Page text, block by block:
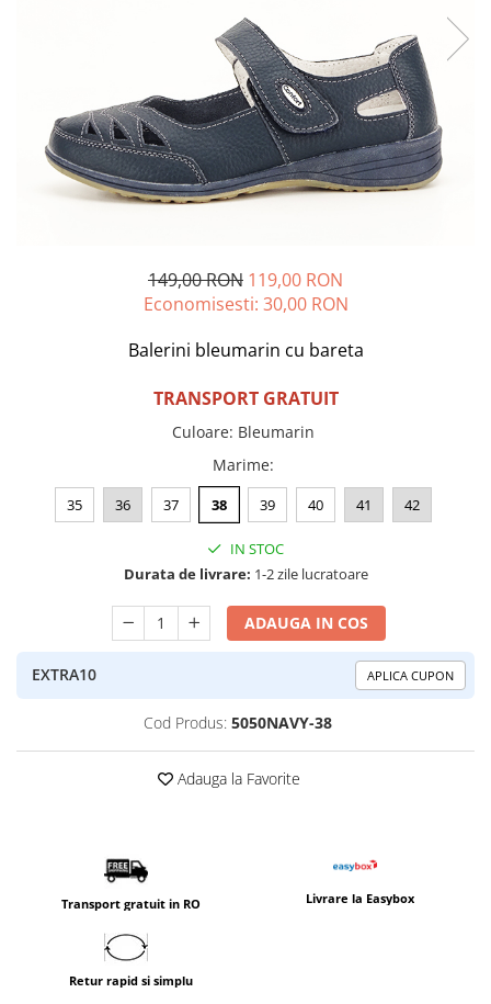
Blugi si pantaloni
Fuste
Pulovere si cardigane
Rochii
149,00 RON 119,00 RON
Economisesti: 30,00 RON
Balerini bleumarin cu bareta
TRANSPORT GRATUIT
Culoare: Bleumarin
Marime:
35 36 37 38 39 40 41 42
IN STOC
Durata de livrare: 1-2 zile lucratoare
ADAUGA IN COS
EXTRA10 APLICA CUPON
Cod Produs: 5050NAVY-38
Adauga la Favorite
Transport gratuit in RO Livrare la Easybox
Retur rapid si simplu